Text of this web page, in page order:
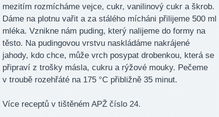
mezitím rozmícháme vejce, cukr, vanilinový cukr a škrob.
Dáme na plotnu vařit a za stálého mícháni přilijeme 500 ml
mléka. Vznikne nám puding, který nalijeme do formy na
těsto. Na pudingovou vrstvu naskládáme nakrájené
jahody, kdo chce, může vrch posypat drobenkou, která se
připraví z trošky másla, cukru a rýžové mouky. Pečeme
v troubě rozehřáté na 175 °C přibližně 35 minut.
Více receptů v tištěném APŽ číslo 24.